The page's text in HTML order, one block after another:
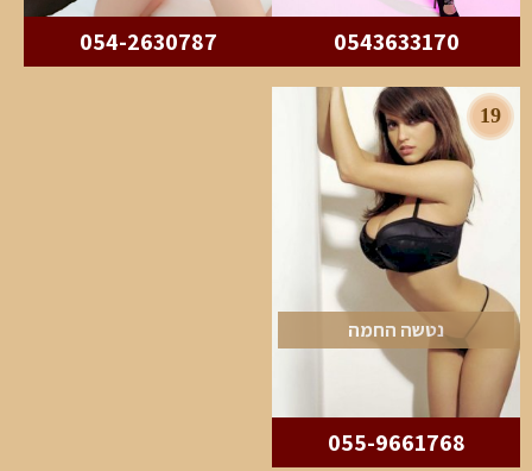
0543633170
054-2630787
19
נטשה החמה
055-9661768